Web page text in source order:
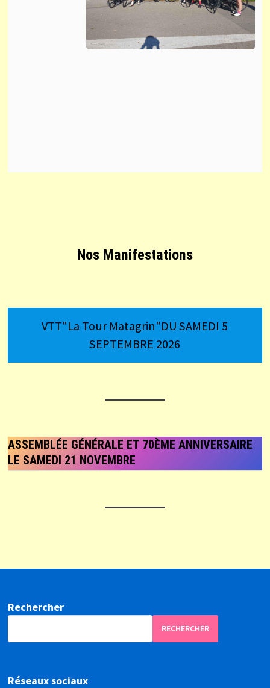
Nos Manifestations
VTT"La Tour Matagrin"DU SAMEDI 5
SEPTEMBRE 2026
ASSEMBLÉE GÉNÉRALE ET 70ÈME ANNIVERSAIRE
LE SAMEDI 21 NOVEMBRE
Rechercher
RECHERCHER
Réseaux sociaux